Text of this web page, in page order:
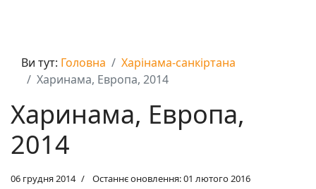
Ви тут: Головна
Харінама-санкіртана
Харинама, Европа, 2014
Харинама, Европа,
2014
06 грудня 2014 Останнє оновлення: 01 лютого 2016